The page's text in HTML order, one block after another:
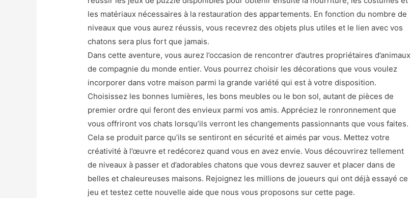
les matériaux nécessaires à la restauration des appartements. En fonction du nombre de
niveaux que vous aurez réussis, vous recevrez des objets plus utiles et le lien avec vos
chatons sera plus fort que jamais.
Dans cette aventure, vous aurez l’occasion de rencontrer d’autres propriétaires d’animaux
de compagnie du monde entier. Vous pourrez choisir les décorations que vous voulez
incorporer dans votre maison parmi la grande variété qui est à votre disposition.
Choisissez les bonnes lumières, les bons meubles ou le bon sol, autant de pièces de
premier ordre qui feront des envieux parmi vos amis. Appréciez le ronronnement que
vous offriront vos chats lorsqu’ils verront les changements passionnants que vous faites.
Cela se produit parce qu’ils se sentiront en sécurité et aimés par vous. Mettez votre
créativité à l’œuvre et redécorez quand vous en avez envie. Vous découvrirez tellement
de niveaux à passer et d’adorables chatons que vous devrez sauver et placer dans de
belles et chaleureuses maisons. Rejoignez les millions de joueurs qui ont déjà essayé ce
jeu et testez cette nouvelle aide que nous vous proposons sur cette page.